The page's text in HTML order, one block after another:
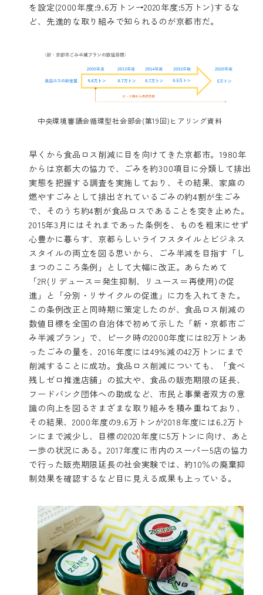
を設定(2000年度:9.6万トン→2020年度:5万トン)するな
ど、先進的な取り組みで知られるのが京都市だ。
中央環境審議会循環型社会部会(第19回)ヒアリング資料
早くから食品ロス削減に目を向けてきた京都市。1980年
からは京都大の協力で、ごみを約300項目に分類して排出
実態を把握する調査を実施しており、その結果、家庭の
燃やすごみとして排出されているごみの約4割が生ごみ
で、そのうち約4割が食品ロスであることを突き止めた。
2015年3月にはそれまであった条例を、ものを粗末にせず
心豊かに暮らす、京都らしいライフスタイルとビジネス
スタイルの両立を図る思いから、ごみ半減を目指す「し
まつのこころ条例」として大幅に改正。あらためて
「2R(リデュース＝発生抑制、リユース＝再使用)の促
進」と「分別・リサイクルの促進」に力を入れてきた。
この条例改正と同時期に策定したのが、食品ロス削減の
数値目標を全国の自治体で初めて示した「新・京都市ご
み半減プラン」で、ピーク時の2000年度には82万トンあ
ったごみの量を、2016年度には49%減の42万トンにまで
削減することに成功。食品ロス削減についても、「食べ
残しゼロ推進店舗」の拡大や、食品の販売期限の延長、
フードバンク団体への助成など、市民と事業者双方の意
識の向上を図るさまざまな取り組みを積み重ねており、
その結果、2000年度の9.6万トンが2018年度には6.2万ト
ンにまで減少し、目標の2020年度に5万トンに向け、あと
一歩の状況にある。2017年度に市内のスーパー5店の協力
で行った販売期限延長の社会実験では、約10％の廃棄抑
制効果を確認するなど目に見える成果も上っている。